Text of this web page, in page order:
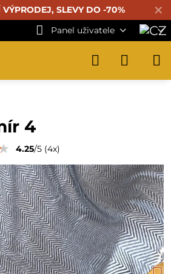
✕
VÝPRODEJ, SLEVY DO -70%
Panel uživatele
4
4.25/5 (4x)